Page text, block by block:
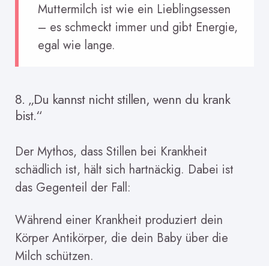
Muttermilch ist wie ein Lieblingsessen
– es schmeckt immer und gibt Energie,
egal wie lange.
8. „Du kannst nicht stillen, wenn du krank
bist.“
Der Mythos, dass Stillen bei Krankheit
schädlich ist, hält sich hartnäckig. Dabei ist
das Gegenteil der Fall:
Während einer Krankheit produziert dein
Körper Antikörper, die dein Baby über die
Milch schützen.